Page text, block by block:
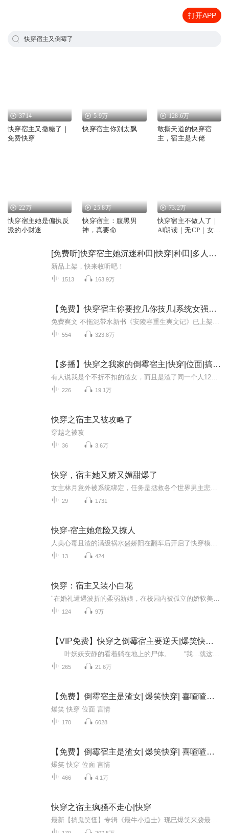
打开APP
快穿宿主又倒霉了
3714
快穿宿主又撒糖了｜
免费快穿
5.9万
快穿宿主你别太飘
128.6万
敢撕天道的快穿宿
主，宿主是大佬
22万
快穿宿主她是偏执反
派的小财迷
25.8万
快穿宿主：腹黑男
神，真要命
73.2万
快穿宿主不做人了｜
AI朗读｜无CP｜女主
[免费听]快穿宿主她沉迷种田|快穿|种田|多人演播
新品上架，快来收听吧！
1513 163.9万
【免费】快穿宿主你要控几你技几|系统女强无CP虐渣
554 323.8万
【多播】快穿之我家的倒霉宿主|快穿|位面|搞笑|女强
226 19.1万
快穿之宿主又被攻略了
穿越之被攻
36 3.6万
快穿，宿主她又娇又媚甜爆了
29 1731
快穿-宿主她危险又撩人
13 424
快穿：宿主又装小白花
124 9万
【VIP免费】快穿之倒霉宿主要逆天|爆笑快穿|逗比|精品多播
265 21.6万
【免费】倒霉宿主是渣女| 爆笑快穿| 喜喳喳出品
爆笑 快穿 位面 言情
170 6028
【免费】倒霉宿主是渣女| 爆笑快穿| 喜喳喳出品
爆笑 快穿 位面 言情
466 4.1万
快穿之宿主疯骚不走心|快穿